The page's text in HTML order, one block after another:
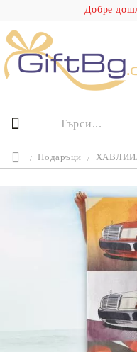
Добре
Подаръци